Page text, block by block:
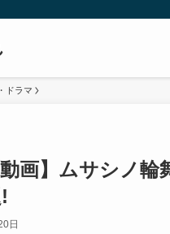
ドラマ
動画】ムサシノ
日